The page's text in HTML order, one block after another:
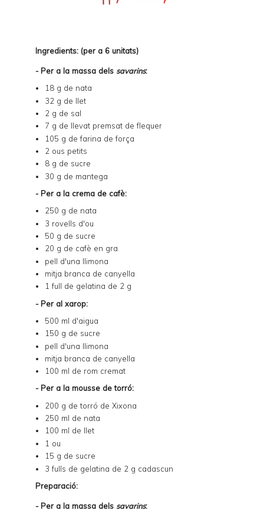
Ingredients: (per a 6 unitats)
- Per a la massa dels savarins:
18 g de nata
32 g de llet
2 g de sal
7 g de llevat premsat de flequer
105 g de farina de força
2 ous petits
8 g de sucre
30 g de mantega
- Per a la crema de cafè:
250 g de nata
3 rovells d'ou
50 g de sucre
20 g de cafè en gra
pell d'una llimona
mitja branca de canyella
1 full de gelatina de 2 g
- Per al xarop:
500 ml d'aigua
150 g de sucre
pell d'una llimona
mitja branca de canyella
100 ml de rom cremat
- Per a la mousse de torró:
200 g de torró de Xixona
250 ml de nata
100 ml de llet
1 ou
15 g de sucre
3 fulls de gelatina de 2 g cadascun
Preparació:
- Per a la massa dels savarins: